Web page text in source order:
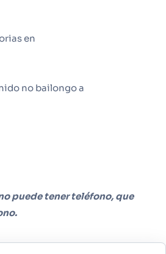
en
no bailongo a
puede tener teléfono, que